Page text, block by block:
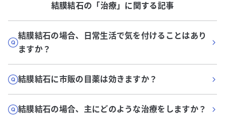
結膜結石の「治療」に関する記事
結膜結石の場合、日常生活で気を付けることはあり
ますか？
結膜結石に市販の目薬は効きますか？
結膜結石の場合、主にどのような治療をしますか？